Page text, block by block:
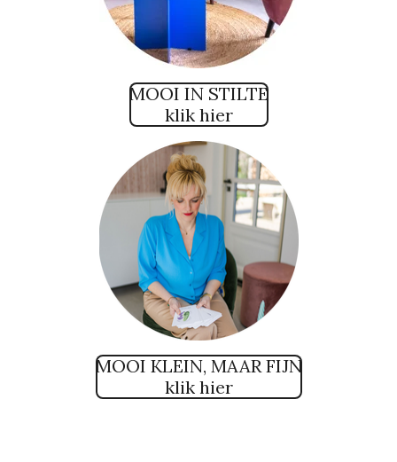
MOOI IN STILTE
klik hier
MOOI KLEIN, MAAR FIJN
klik hier